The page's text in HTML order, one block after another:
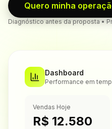
Quero minha
Diagnóstico antes da proposta •
Dashboard
Performance em
Vendas Hoje
R$ 12.580